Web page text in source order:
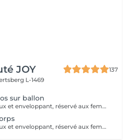
JOY
137
L-1469
sur ballon
Ce massage à la fois doux et enveloppant, réservé aux femmes enceintes dès le 3ème mois de grossesse . Il permettra de vous détendre des tensions occasionnées par votre grossesse . Ne laissez pas la fatigue et les courbatures vous empêcher de profiter de ce beau moment .
Ce massage à la fois doux et enveloppant, réservé aux femmes enceintes dès le 3ème de grossesse . Il permettra de vous détendre des tensions occasionnées par votre grossesse . Ne laissez pas la fatigue et les courbatures vous empêcher de profiter de ce beau moment .